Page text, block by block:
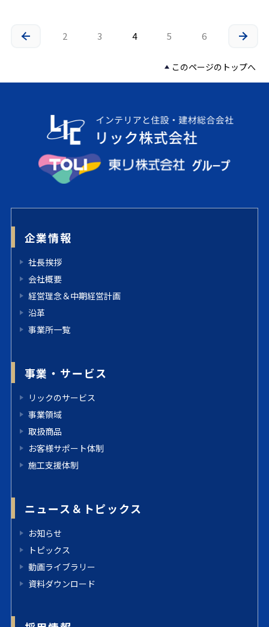
2 3 4 5 6
このページのトップへ
企業情報
社長挨拶
会社概要
経営理念＆中期経営計画
沿革
事業所一覧
事業・サービス
リックのサービス
事業領域
取扱商品
お客様サポート体制
施工支援体制
ニュース＆トピックス
お知らせ
トピックス
動画ライブラリー
資料ダウンロード